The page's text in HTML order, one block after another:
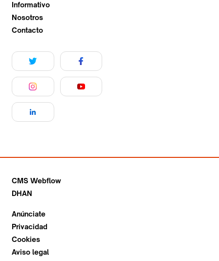
Informativo
Nosotros
Contacto
CMS Webflow
DHAN
Anúnciate
Privacidad
Cookies
Aviso legal